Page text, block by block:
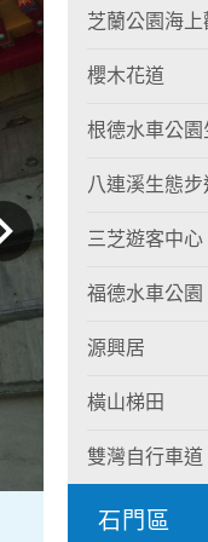
芝蘭公園海上
櫻木花道
根德水車公園
八連溪生態步
三芝遊客中心
福德水車公園
源興居
橫山梯田
雙灣自行車道
石門區